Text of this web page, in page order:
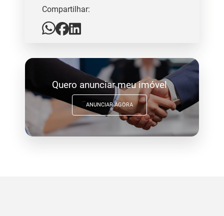
Compartilhar:
Quero anunciar meu imóvel
ANUNCIAR AGORA